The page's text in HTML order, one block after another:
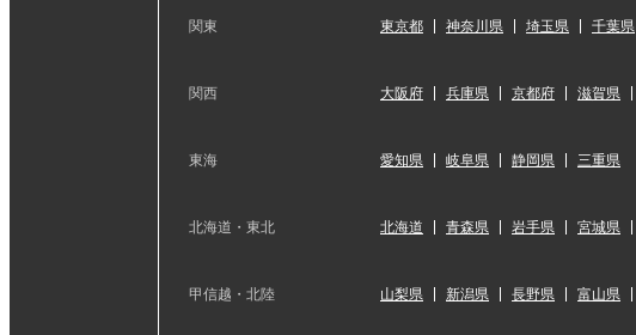
関東 東京都 神奈川県 埼玉県 千葉県
関西 大阪府 兵庫県 京都府 滋賀県
東海 愛知県 岐阜県 静岡県 三重県
北海道・東北 北海道 青森県 岩手県 宮城県
甲信越・北陸 山梨県 新潟県 長野県 富山県